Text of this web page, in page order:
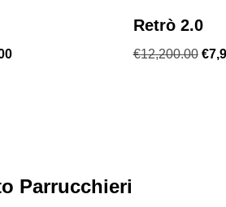
Retrò 2.0
€12,200.00 €
Parrucchieri